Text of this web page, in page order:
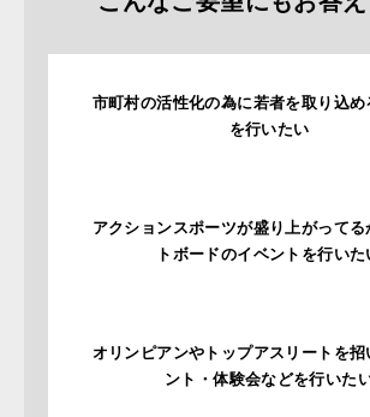
市町村の活性化の為に若者を取り込め
を行いたい
アクションスポーツが盛り上がって
トボードのイベントを行いた
オリンピアンやトップアスリートを招
ント・体験会などを行いた